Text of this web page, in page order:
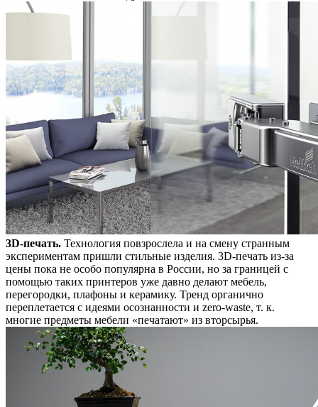
3D-печать. Технология повзрослела и на смену странным
экспериментам пришли стильные изделия. 3D-печать из-за
цены пока не особо популярна в России, но за границей с
помощью таких принтеров уже давно делают мебель,
перегородки, плафоны и керамику. Тренд органично
переплетается с идеями осознанности и zero-waste, т. к.
многие предметы мебели «печатают» из вторсырья.